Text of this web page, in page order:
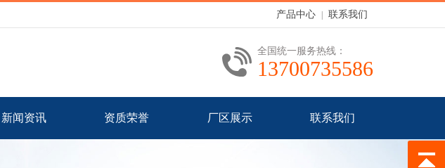
产品中心 联系我们
全国统一服务热线：
13700735586
新闻资讯 资质荣誉 厂区展示 联系我们